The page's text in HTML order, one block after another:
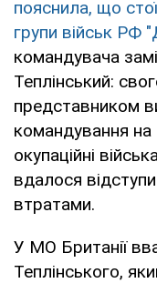
пояснила, що
групи військ РФ
командувача
Теплінський:
представником
командування на
окупаційні
вдалося
втратами.
У МО Британії
Теплінського,